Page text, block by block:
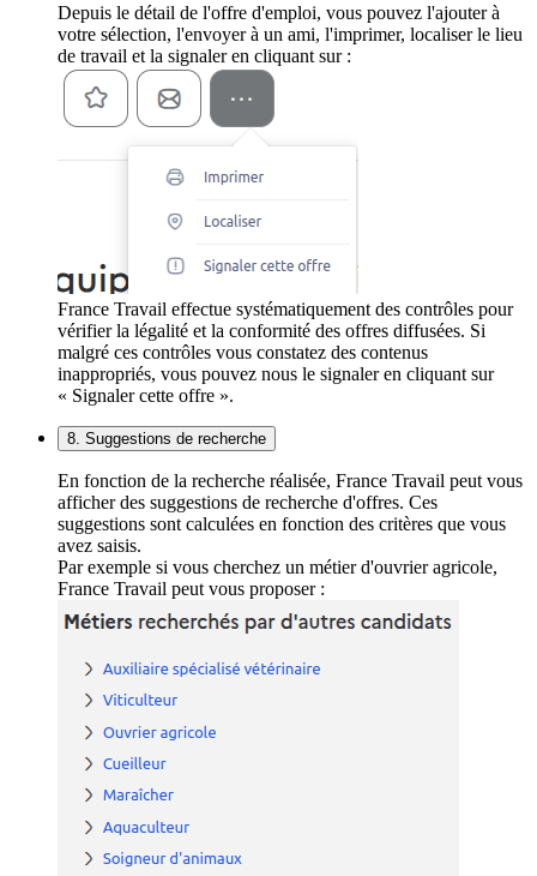
Depuis le détail de l'offre d'emploi, vous pouvez l'ajouter à
votre sélection, l'envoyer à un ami, l'imprimer, localiser le lieu
de travail et la signaler en cliquant sur :
France Travail effectue systématiquement des contrôles pour
vérifier la légalité et la conformité des offres diffusées. Si
malgré ces contrôles vous constatez des contenus
inappropriés, vous pouvez nous le signaler en cliquant sur
« Signaler cette offre ».
8. Suggestions de recherche
En fonction de la recherche réalisée, France Travail peut vous
afficher des suggestions de recherche d'offres. Ces
suggestions sont calculées en fonction des critères que vous
avez saisis.
Par exemple si vous cherchez un métier d'ouvrier agricole,
France Travail peut vous proposer :